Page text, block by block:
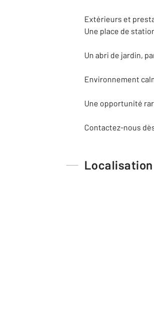
Extérieurs et
Une place de
Un abri de jardin,
Environnement
Une opportunité
Contactez-nous
Localisation